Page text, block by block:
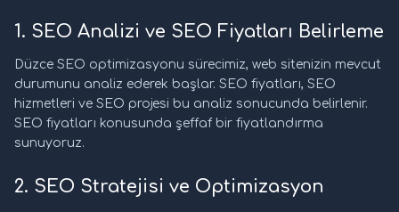
1. SEO Analizi ve SEO Fiyatları Belirleme
Düzce SEO optimizasyonu sürecimiz, web sitenizin mevcut
durumunu analiz ederek başlar. SEO fiyatları, SEO
hizmetleri ve SEO projesi bu analiz sonucunda belirlenir.
SEO fiyatları konusunda şeffaf bir fiyatlandırma
sunuyoruz.
2. SEO Stratejisi ve Optimizasyon